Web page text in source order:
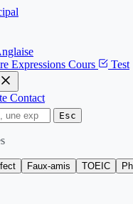
Expressions Cours Test
Contact
Esc
Faux-amis TOEIC